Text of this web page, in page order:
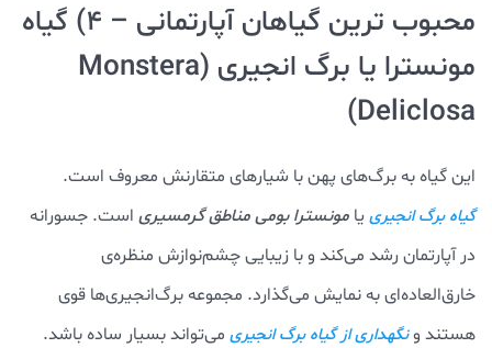
محبوب ترین گیاهان آپارتمانی – ۴) گیاه
مونسترا یا برگ انجیری (Monstera
Deliclosa)
این گیاه به برگ‌های پهن با شیارهای متقارنش معروف است.
گیاه برگ انجیری یا مونسترا بومی مناطق گرمسیری است. جسورانه
در آپارتمان رشد می‌کند و با زیبایی چشم‌نوازش منظره‌ی
خارق‌العاده‌ای به نمایش می‌گذارد. مجموعه برگ‌انجیری‌ها قوی
هستند ونگهداری از گیاه برگ انجیری می‌تواند بسیار ساده باشد.